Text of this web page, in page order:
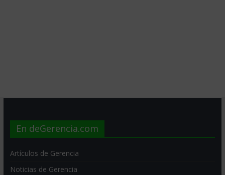
En deGerencia.com
Artículos de Gerencia
Noticias de Gerencia